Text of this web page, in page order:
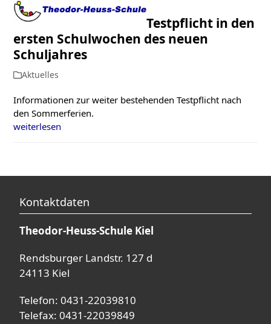
SkipOpen
menu
Close
menu
Testpflicht in den
ersten Schulwochen des neuen
Schuljahres
Aktuelles
Informationen zur weiter bestehenden Testpflicht nach
den Sommerferien.
weiterlesen
Kontaktdaten
Theodor-Heuss-Schule Kiel
Rendsburger Landstr. 127 d
24113 Kiel
Telefon: 0431-22039810
Telefax: 0431-22039849